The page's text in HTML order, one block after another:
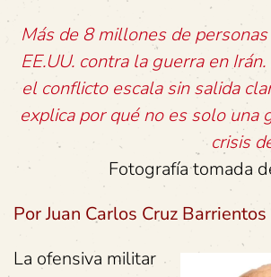
Más de 8 millones de
EE.UU. contra la guerra en
el conflicto escala sin salida
explica por qué no es solo una
crisis
Fotografía tomada
Por Juan Carlos Cruz
La ofensiva militar